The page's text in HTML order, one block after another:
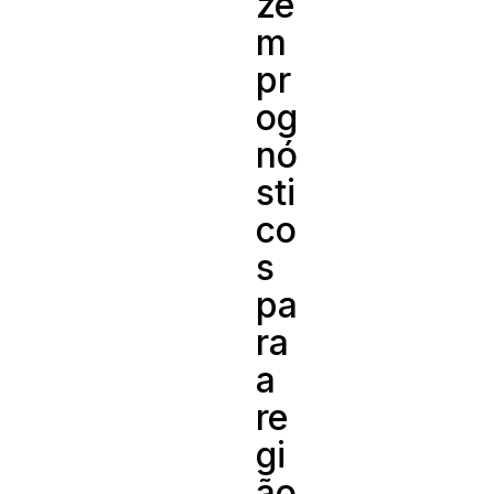
m
pr
og
nó
sti
co
s
pa
ra
a
re
gi